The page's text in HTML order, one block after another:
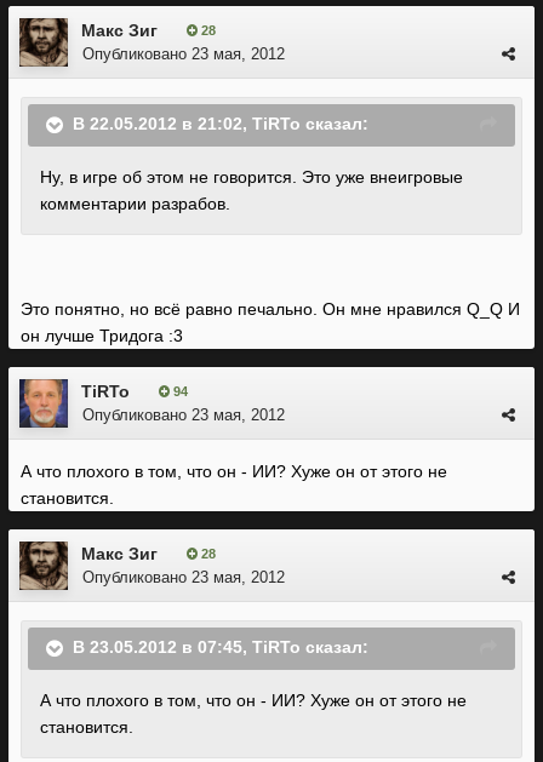
Макс Зиг 28
Опубликовано 23 мая, 2012
В 22.05.2012 в 21:02, TiRTo сказал:
Ну, в игре об этом не говорится. Это уже внеигровые
комментарии разрабов.
Это понятно, но всё равно печально. Он мне нравился Q_Q И
он лучше Тридога :3
TiRTo 94
Опубликовано 23 мая, 2012
А что плохого в том, что он - ИИ? Хуже он от этого не
становится.
Макс Зиг 28
Опубликовано 23 мая, 2012
В 23.05.2012 в 07:45, TiRTo сказал:
А что плохого в том, что он - ИИ? Хуже он от этого не
становится.